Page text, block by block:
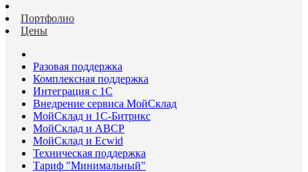
Портфолио
Цены
Разовая поддержка
Комплексная поддержка
Интеграция с 1С
Внедрение сервиса МойСклад
МойСклад и 1С-Битрикс
МойСклад и ABCP
МойСклад и Ecwid
Техническая поддержка
Тариф "Минимальный"